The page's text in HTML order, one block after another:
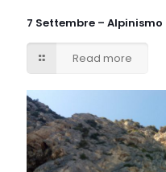
7 Settembre –
Read more